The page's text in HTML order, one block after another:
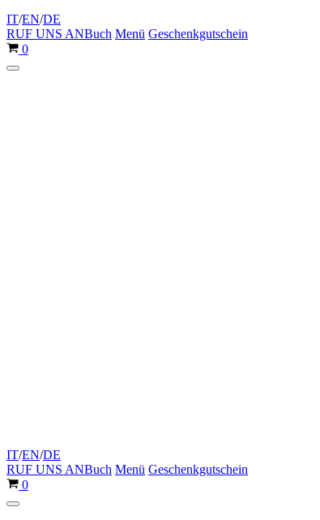
IT/EN/DE
RUF UNS ANBuch Menü Geschenkgutschein
Warenkorb
0
Navigationsmenü
IT/EN/DE
RUF UNS ANBuch Menü Geschenkgutschein
Warenkorb
0
Navigationsmenü